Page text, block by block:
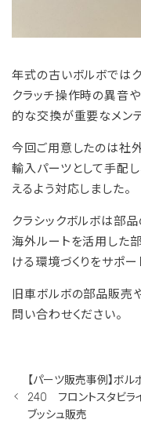
年式の古いボルボでは
クラッチ操作時の異音
的な交換が重要なメン
今回ご用意したのは社外
輸入パーツとして手配
えるよう対応しました。
クラシックボルボは部
海外ルートを活用した
ける環境づくりをサポー
旧車ボルボの部品販売
問い合わせください。
【パーツ販売事例】ボル
240 フロントスタビラ
ブッシュ販売